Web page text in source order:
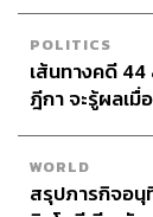
Webmaster ร
Social Media
วรรณกุล, ธิติก
Archive Officer
ฉัฐนภา โพธิ์เงิน
POLITICS
เส้นทางคดี
ฎีกา จะรู้ผลเมื่
WORLD
สรุปภารกิจอนุ